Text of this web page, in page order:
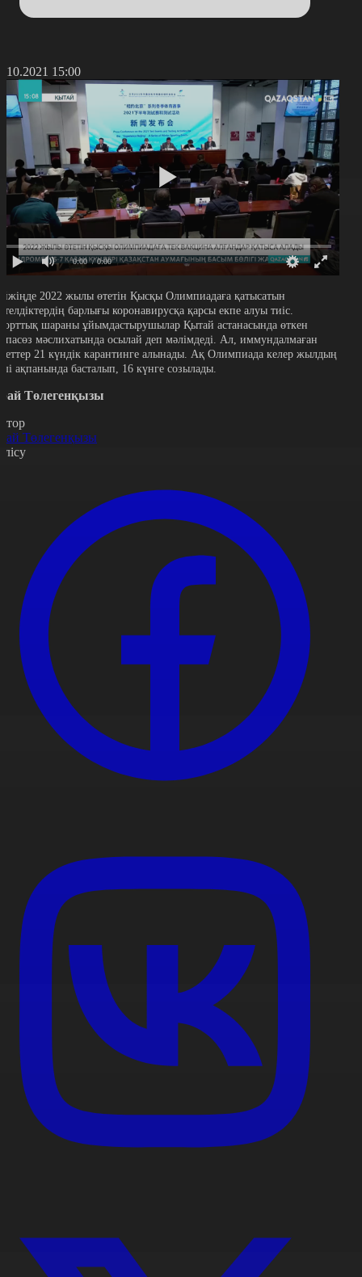
15:00
0:00 / 0:00
2022 жылы өтетін Қысқы Олимпиадаға қатысатын
барлығы коронавирусқа қарсы екпе алуы тиіс.
шараны ұйымдастырушылар Қытай астанасында өткен
мәслихатында осылай деп мәлімдеді. Ал, иммундалмаған
21 күндік карантинге алынады. Ақ Олимпиада келер жылдың
ақпанында басталып, 16 күнге созылады.
Төлегенқызы
Төлегенқызы